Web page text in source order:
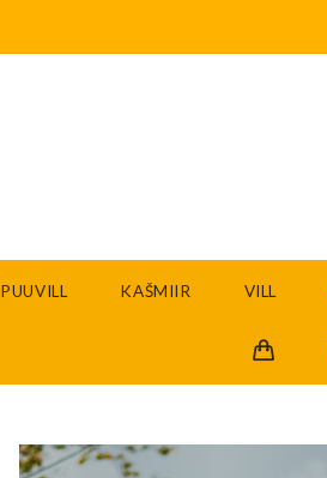
PUUVILL KAŠMIIR VILL